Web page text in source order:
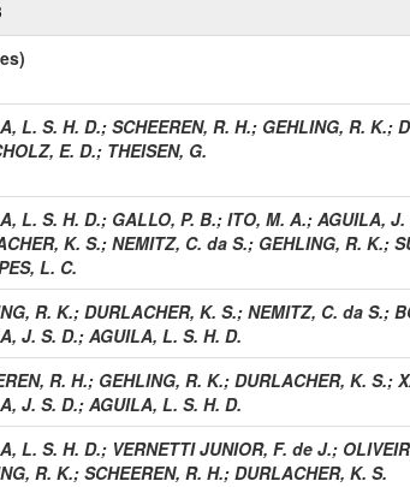
L. S. H. D.; SCHEEREN, R. H.; GEHLING, R. K.;
E. D.; THEISEN, G.
L. S. H. D.; GALLO, P. B.; ITO, M. A.; AGUILA, J.
K. S.; NEMITZ, C. da S.; GEHLING, R. K.;
L. C.
R. K.; DURLACHER, K. S.; NEMITZ, C. da S.;
J. S. D.; AGUILA, L. S. H. D.
R. H.; GEHLING, R. K.; DURLACHER, K. S.;
J. S. D.; AGUILA, L. S. H. D.
L. S. H. D.; VERNETTI JUNIOR, F. de J.;
R. K.; SCHEEREN, R. H.; DURLACHER, K. S.